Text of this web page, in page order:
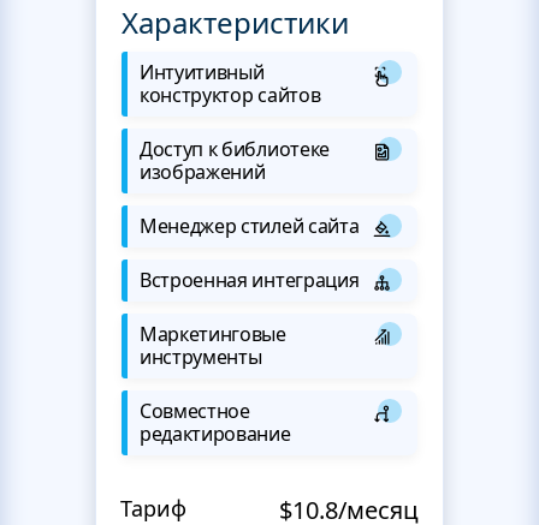
Характеристики
Интуитивный
конструктор сайтов
Доступ к библиотеке
изображений
Менеджер стилей сайта
Встроенная интеграция
Маркетинговые
инструменты
Совместное
редактирование
Тариф $10.8/месяц